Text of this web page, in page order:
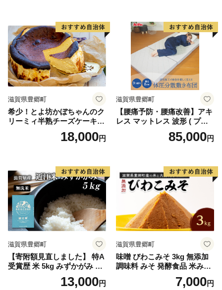
滋賀県豊郷町
希少！とよ坊かぼちゃんのク
リーミィ半熟チーズケーキ
（バスク風） お菓子 洋菓子
18,000円
滋賀県豊郷町
【腰痛予防・腰痛改善】アキ
レス マットレス 波形 ( プロ
ファイル ) 加工 コスパ 体圧
分散 敷き布団 かため 8cm 18
グルマットレス 日用品 滋賀
県 豊郷町
85,000円
滋賀県豊郷町
【寄附額見直しました】 特A
受賞歴 米 5kg みずかがみ 無
洗米 令和7年産 お米 ミズカ
ガミ 近江米 こめ コメ
13,000円
滋賀県豊郷町
味噌 びわこみそ 3kg 無添加
調味料 みそ 発酵食品 米みそ
7,000円